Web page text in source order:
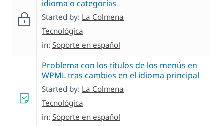
idioma o categorías
Started by: La Colmena
Tecnológica
in: Soporte en español
Problema con los títulos de los menús en
WPML tras cambios en el idioma principal
Started by: La Colmena
Tecnológica
in: Soporte en español